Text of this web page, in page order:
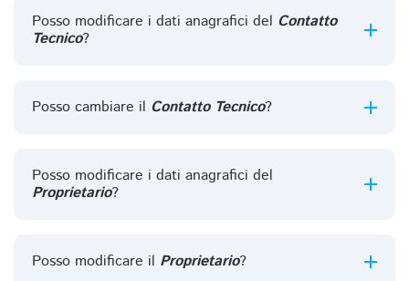
Posso modificare i dati anagrafici del Contatto
Tecnico?
Posso cambiare il Contatto Tecnico?
Posso modificare i dati anagrafici del
Proprietario?
Posso modificare il Proprietario?